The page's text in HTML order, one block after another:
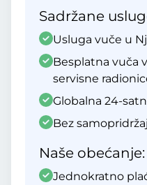
Sadržane
Usluga vuče u
Besplatna vuča
servisne
Globalna 24-
Bez
Naše obećanje:
Jednokratno